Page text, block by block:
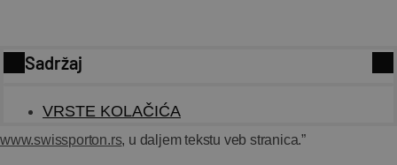
Sadržaj
VRSTE KOLAČIĆA
(eng. ‘Cookie’). Ovaj pravilnik odnosi se na našu veb stranicu
www.swissporton.rs, u daljem tekstu veb stranica.”